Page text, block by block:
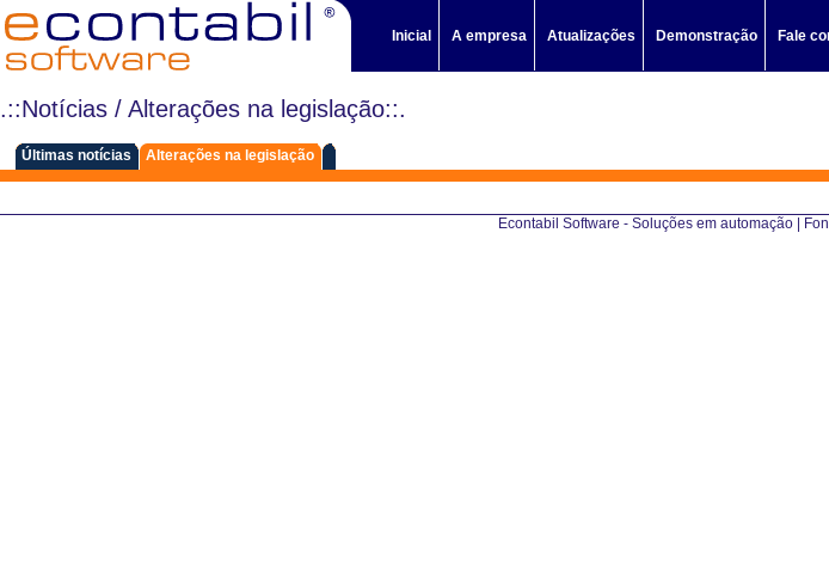
Inicial A empresa Atualizações Demonstração Fale
.::Notícias / Alterações na legislação::.
Últimas notícias Alterações na legislação |
Econtabil Software - Soluções em automação |